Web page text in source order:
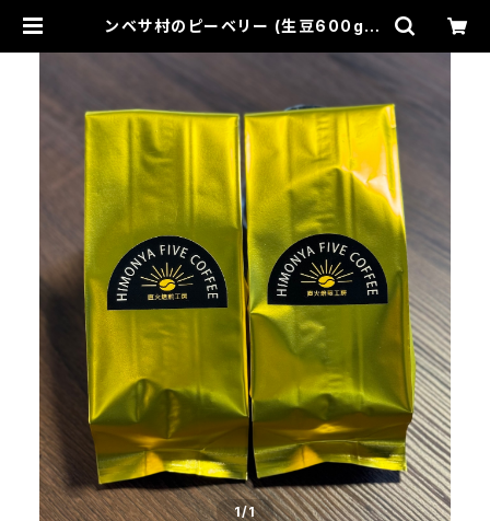
ンベサ村のピーベリー (生豆600g) |
1/1